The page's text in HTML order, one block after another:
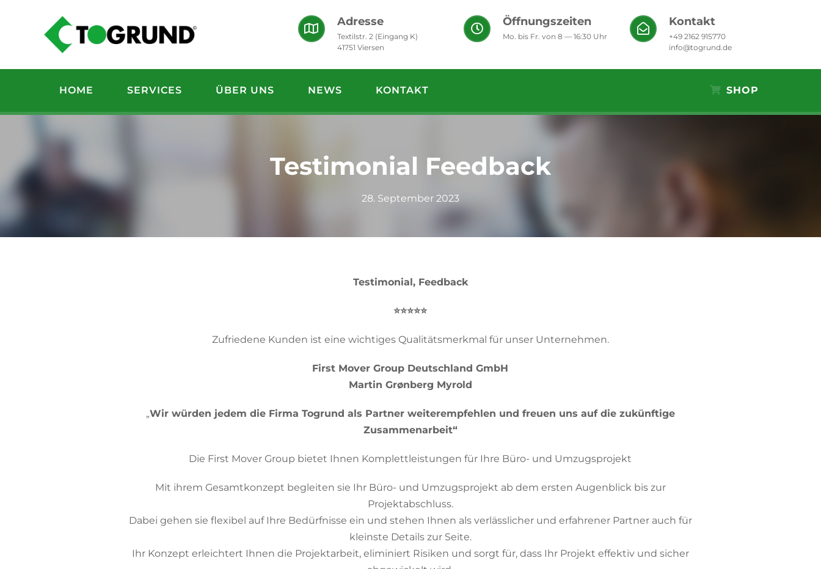
Adresse
Textilstr. 2 (Eingang K)
41751 Viersen
Öffnungszeiten
Mo. bis Fr. von 8 — 16:30 Uhr
Kontakt
+49 2162 915770
info@togrund.de
HOME SERVICES ÜBER UNS NEWS KONTAKT SHOP
Testimonial Feedback
28. September 2023
Testimonial, Feedback
⭐️⭐️⭐️⭐️⭐️
Zufriedene Kunden ist eine wichtiges Qualitätsmerkmal für unser Unternehmen.
First Mover Group Deutschland GmbH
Martin Grønberg Myrold
„Wir würden jedem die Firma Togrund als Partner weiterempfehlen und freuen uns auf die zukünftige
Zusammenarbeit“
Die First Mover Group bietet Ihnen Komplettleistungen für Ihre Büro- und Umzugsprojekt
Mit ihrem Gesamtkonzept begleiten sie Ihr Büro- und Umzugsprojekt ab dem ersten Augenblick bis zur
Projektabschluss.
Dabei gehen sie flexibel auf Ihre Bedürfnisse ein und stehen Ihnen als verlässlicher und erfahrener Partner auch für
kleinste Details zur Seite.
Ihr Konzept erleichtert Ihnen die Projektarbeit, eliminiert Risiken und sorgt für, dass Ihr Projekt effektiv und sicher